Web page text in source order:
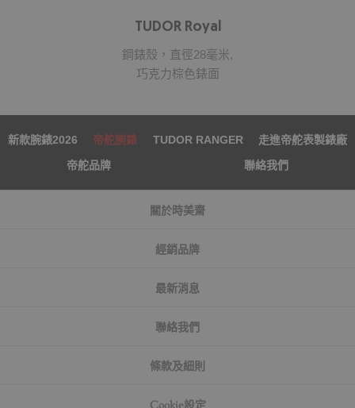
TUDOR Royal
鋼錶殼，直徑28毫米,
巧克力棕色錶面
新款腕錶2026 帝舵腕錶 TUDOR RANGER
走進帝舵表製錶廠
帝舵品牌
聯絡我們
關於時美齋
經銷品牌
最新消息
聯絡我們
條款及細則
Cookie設定